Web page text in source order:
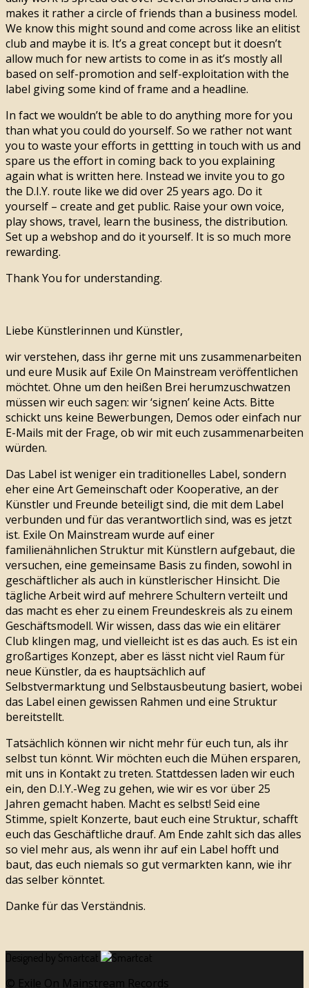
makes it rather a circle of friends than a business model.
We know this might sound and come across like an elitist
club and maybe it is. It’s a great concept but it doesn’t
allow much for new artists to come in as it’s mostly all
based on self-promotion and self-exploitation with the
label giving some kind of frame and a headline.
In fact we wouldn’t be able to do anything more for you
than what you could do yourself. So we rather not want
you to waste your efforts in gettting in touch with us and
spare us the effort in coming back to you explaining
again what is written here. Instead we invite you to go
the D.I.Y. route like we did over 25 years ago. Do it
yourself – create and get public. Raise your own voice,
play shows, travel, learn the business, the distribution.
Set up a webshop and do it yourself. It is so much more
rewarding.
Thank You for understanding.
Liebe Künstlerinnen und Künstler,
wir verstehen, dass ihr gerne mit uns zusammenarbeiten
und eure Musik auf Exile On Mainstream veröffentlichen
möchtet. Ohne um den heißen Brei herumzuschwatzen
müssen wir euch sagen: wir ‘signen’ keine Acts. Bitte
schickt uns keine Bewerbungen, Demos oder einfach nur
E-Mails mit der Frage, ob wir mit euch zusammenarbeiten
würden.
Das Label ist weniger ein traditionelles Label, sondern
eher eine Art Gemeinschaft oder Kooperative, an der
Künstler und Freunde beteiligt sind, die mit dem Label
verbunden und für das verantwortlich sind, was es jetzt
ist. Exile On Mainstream wurde auf einer
familienähnlichen Struktur mit Künstlern aufgebaut, die
versuchen, eine gemeinsame Basis zu finden, sowohl in
geschäftlicher als auch in künstlerischer Hinsicht. Die
tägliche Arbeit wird auf mehrere Schultern verteilt und
das macht es eher zu einem Freundeskreis als zu einem
Geschäftsmodell. Wir wissen, dass das wie ein elitärer
Club klingen mag, und vielleicht ist es das auch. Es ist ein
großartiges Konzept, aber es lässt nicht viel Raum für
neue Künstler, da es hauptsächlich auf
Selbstvermarktung und Selbstausbeutung basiert, wobei
das Label einen gewissen Rahmen und eine Struktur
bereitstellt.
Tatsächlich können wir nicht mehr für euch tun, als ihr
selbst tun könnt. Wir möchten euch die Mühen ersparen,
mit uns in Kontakt zu treten. Stattdessen laden wir euch
ein, den D.I.Y.-Weg zu gehen, wie wir es vor über 25
Jahren gemacht haben. Macht es selbst! Seid eine
Stimme, spielt Konzerte, baut euch eine Struktur, schafft
euch das Geschäftliche drauf. Am Ende zahlt sich das alles
so viel mehr aus, als wenn ihr auf ein Label hofft und
baut, das euch niemals so gut vermarkten kann, wie ihr
das selber könntet.
Danke für das Verständnis.
Designed by Smartcat
© Exile On Mainstream Records